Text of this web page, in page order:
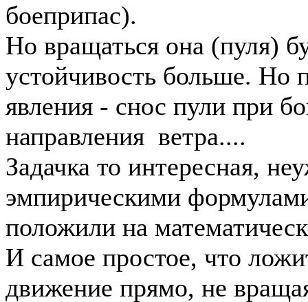
боеприпас).
Но вращаться она (пуля)
устойчивость больше. Но
явления - снос пули при
направления ветра....
Задачка то интересная,
эмпирическими
положили на
И самое простое, что
движение прямо, не